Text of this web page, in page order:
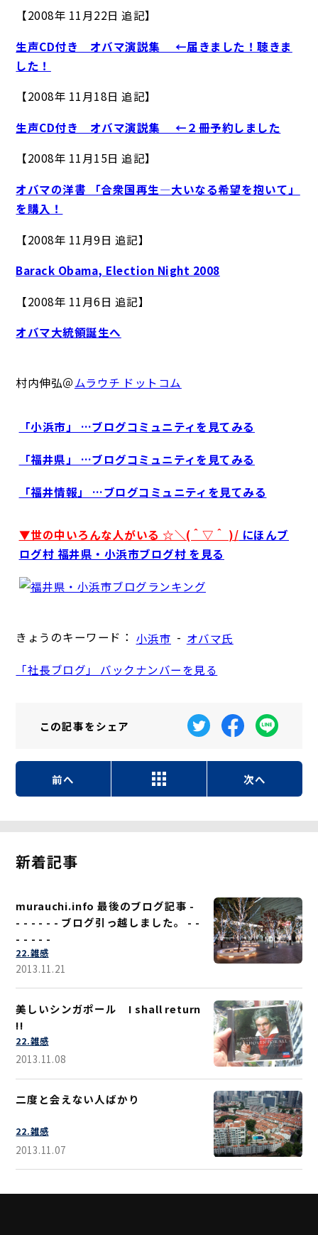
【2008年 11月22日 追記】
生声CD付き オバマ演説集 ←届きました！聴きま
した！
【2008年 11月18日 追記】
生声CD付き オバマ演説集 ←２冊予約しました
【2008年 11月15日 追記】
オバマの洋書 「合衆国再生―大いなる希望を抱いて」
を購入！
【2008年 11月9日 追記】
Barack Obama, Election Night 2008
【2008年 11月6日 追記】
オバマ大統領誕生へ
村内伸弘＠ムラウチ ドットコム
「小浜市」 …ブログコミュニティを見てみる
「福井県」 …ブログコミュニティを見てみる
「福井情報」 …ブログコミュニティを見てみる
▼世の中いろんな人がいる ☆＼(＾▽＾ )/ にほんブ
ログ村 福井県・小浜市ブログ村 を見る
きょうのキーワード： 小浜市 - オバマ氏
「社長ブログ」 バックナンバーを見る
この記事をシェア
前へ 次へ
新着記事
murauchi.info 最後のブログ記事 -
- - - - - - ブログ引っ越しました。 - -
- - - - -
22.雑感
2013.11.21
美しいシンガポール I shall return
!!
22.雑感
2013.11.08
二度と会えない人ばかり
22.雑感
2013.11.07